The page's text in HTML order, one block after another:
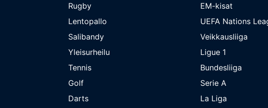
Rugby
Lentopallo
Salibandy
Yleisurheilu
Tennis
Golf
Darts
EM-kisat
UEFA Nations
Veikkausliiga
Ligue 1
Bundesliiga
Serie A
La Liga